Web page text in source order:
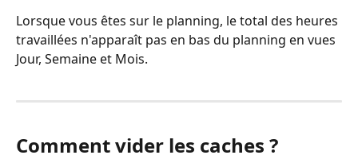
Lorsque vous êtes sur le planning, le total des heures
travaillées n'apparaît pas en bas du planning en vues
Jour, Semaine et Mois.
Comment vider les caches ?